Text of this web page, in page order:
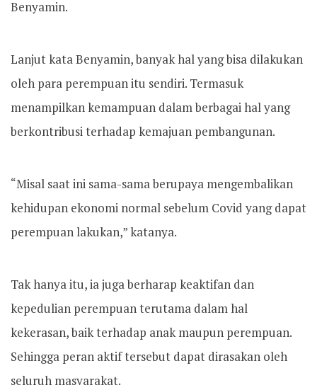
Benyamin.
Lanjut kata Benyamin, banyak hal yang bisa dilakukan
oleh para perempuan itu sendiri. Termasuk
menampilkan kemampuan dalam berbagai hal yang
berkontribusi terhadap kemajuan pembangunan.
“Misal saat ini sama-sama berupaya mengembalikan
kehidupan ekonomi normal sebelum Covid yang dapat
perempuan lakukan,” katanya.
Tak hanya itu, ia juga berharap keaktifan dan
kepedulian perempuan terutama dalam hal
kekerasan, baik terhadap anak maupun perempuan.
Sehingga peran aktif tersebut dapat dirasakan oleh
seluruh masyarakat.